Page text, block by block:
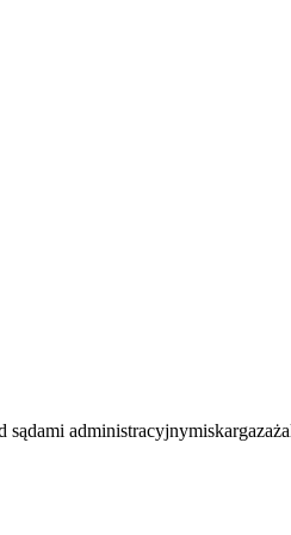
sądami administracyjnymiskarga